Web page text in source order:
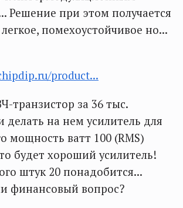
Решение при этом получается
помехоустойчивое но...
product...
транзистор за 36 тыс.
делать на нем усилитель для
мощность ватт 100 (RMS)
будет хороший усилитель!
штук 20 понадобится...
финансовый вопрос?